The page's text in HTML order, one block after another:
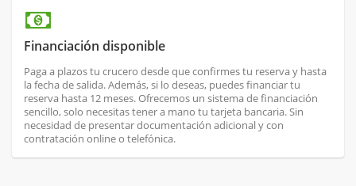
Financiación disponible
Paga a plazos tu crucero desde que confirmes tu reserva y hasta
la fecha de salida. Además, si lo deseas, puedes financiar tu
reserva hasta 12 meses. Ofrecemos un sistema de financiación
sencillo, solo necesitas tener a mano tu tarjeta bancaria. Sin
necesidad de presentar documentación adicional y con
contratación online o telefónica.